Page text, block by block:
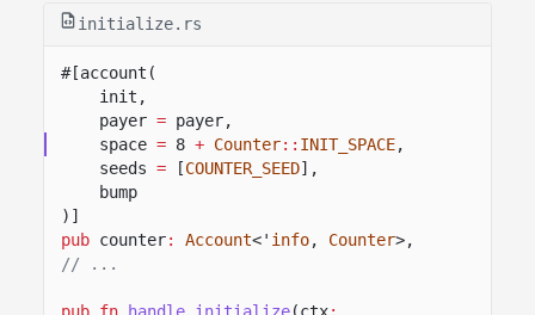
initialize.rs
#[account(
init,
payer = payer,
space = 8 + Counter:: INIT_SPACE,
seeds = [COUNTER_SEED],
bump
)]
pub counter: Account<' info, Counter>,
// ...